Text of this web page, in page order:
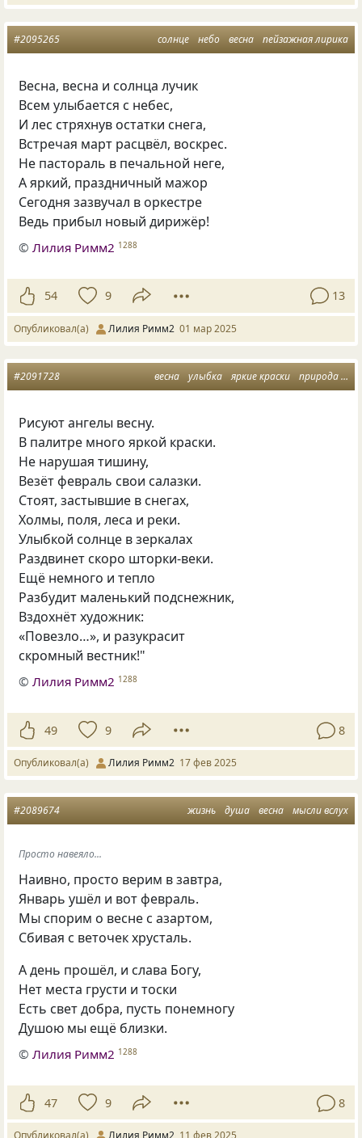
солнце небо весна пейзажная лирика
#2095265
Весна, весна и солнца лучик
Всем улыбается с небес,
И лес стряхнув остатки снега,
Встречая март расцвёл, воскрес.
Не пастораль в печальной неге,
А яркий, праздничный мажор
Сегодня зазвучал в оркестре
Ведь прибыл новый дирижёр!
©Лилия Римм2 1288
54 9 13
Опубликовал(а) Лилия Римм2 01 мар 2025
весна улыбка яркие краски природа и настроение
#2091728
Рисуют ангелы весну.
В палитре много яркой краски.
Не нарушая тишину,
Везёт февраль свои салазки.
Стоят, застывшие в снегах,
Холмы, поля, леса и реки.
Улыбкой солнце в зеркалах
Раздвинет скоро шторки-веки.
Ещё немного и тепло
Разбудит маленький подснежник,
Вздохнёт художник:
«Повезло…», и разукрасит
скромный вестник!"
©Лилия Римм2 1288
49 9 8
Опубликовал(а) Лилия Римм2 17 фев 2025
жизнь душа весна мысли вслух
#2089674
Просто навеяло...
Наивно, просто верим в завтра,
Январь ушёл и вот февраль.
Мы спорим о весне с азартом,
Сбивая с веточек хрусталь.
А день прошёл, и слава Богу,
Нет места грусти и тоски
Есть свет добра, пусть понемногу
Душою мы ещё близки.
©Лилия Римм2 1288
47 9 8
Опубликовал(а) Лилия Римм2 11 фев 2025